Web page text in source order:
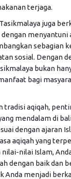
terjaga.
juga
menyantuni
sebagian
sosial. Dengan
bukan
bagi
tradisi aqiqah,
mendalam di
dengan ajaran
aqiqah yang
nilai Islam,
dengan baik dan
Anda menjadi